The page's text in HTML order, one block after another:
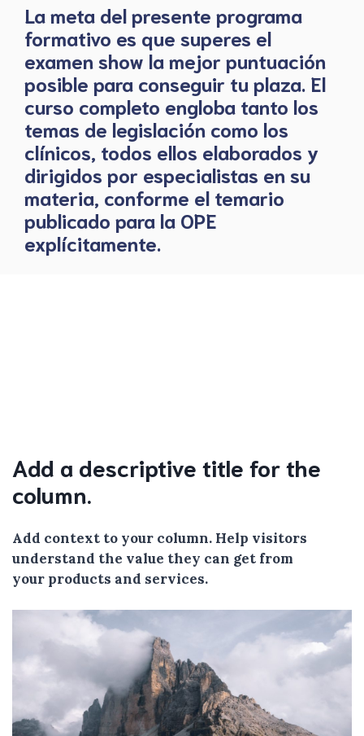
La meta del presente programa
formativo es que superes el
examen show la mejor puntuación
posible para conseguir tu plaza. El
curso completo engloba tanto los
temas de legislación como los
clínicos, todos ellos elaborados y
dirigidos por especialistas en su
materia, conforme el temario
publicado para la OPE
explícitamente.
Add a descriptive title for the
column.
Add context to your column. Help visitors
understand the value they can get from
your products and services.